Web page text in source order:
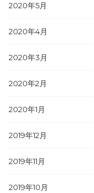
2020年5月
2020年4月
2020年3月
2020年2月
2020年1月
2019年12月
2019年11月
2019年10月